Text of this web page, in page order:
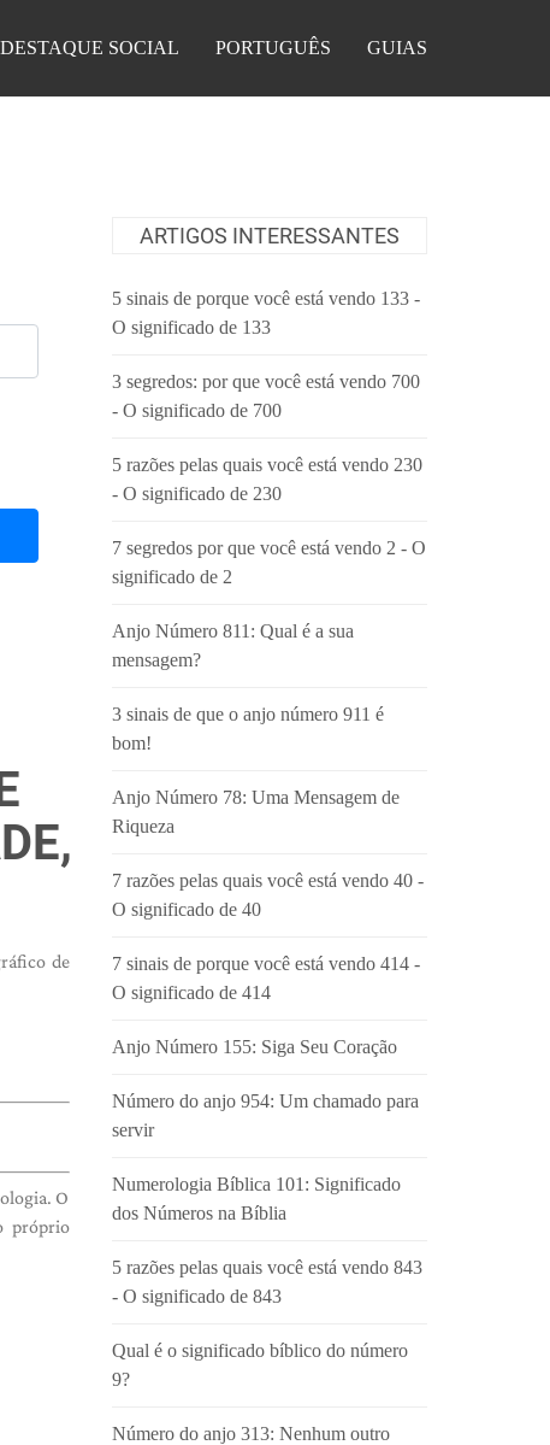
DESTAQUE SOCIAL PORTUGUÊS GUIAS
de
O
próprio
ARTIGOS INTERESSANTES
5 sinais de porque você está vendo 133 -
O significado de 133
3 segredos: por que você está vendo 700
- O significado de 700
5 razões pelas quais você está vendo 230
- O significado de 230
7 segredos por que você está vendo 2 - O
significado de 2
Anjo Número 811: Qual é a sua
mensagem?
3 sinais de que o anjo número 911 é
bom!
Anjo Número 78: Uma Mensagem de
Riqueza
7 razões pelas quais você está vendo 40 -
O significado de 40
7 sinais de porque você está vendo 414 -
O significado de 414
Anjo Número 155: Siga Seu Coração
Número do anjo 954: Um chamado para
servir
Numerologia Bíblica 101: Significado
dos Números na Bíblia
5 razões pelas quais você está vendo 843
- O significado de 843
Qual é o significado bíblico do número
9?
Número do anjo 313: Nenhum outro